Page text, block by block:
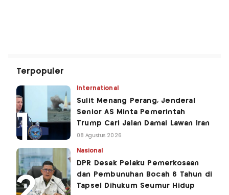
Terpopuler
International
Sulit Menang Perang, Jenderal
Senior AS Minta Pemerintah
Trump Cari Jalan Damai Lawan Iran
08 Agustus 2026
Nasional
DPR Desak Pelaku Pemerkosaan
dan Pembunuhan Bocah 6 Tahun di
Tapsel Dihukum Seumur Hidup